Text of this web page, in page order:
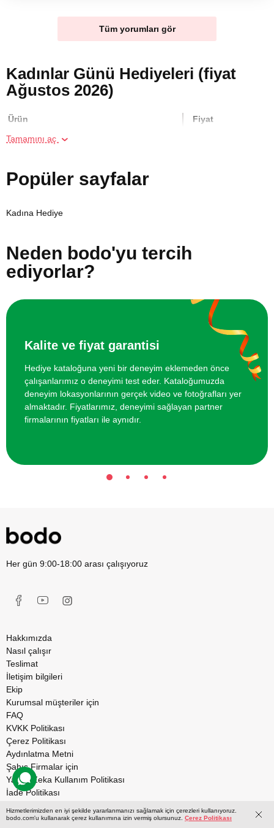
Tüm yorumları gör
Kadınlar Günü Hediyeleri (fiyat
Ağustos 2026)
Ürün Fiyat
Arkadaş Grubu için Kano Turu
1400 TL
Tamamını aç
Popüler sayfalar
Kadına Hediye
Neden bodo'yu tercih
ediyorlar?
Kalite ve fiyat garantisi
Hediye kataloğuna yeni bir deneyim eklemeden önce
çalışanlarımız o deneyimi test eder. Kataloğumuzda
deneyim lokasyonlarının gerçek video ve fotoğrafları yer
almaktadır. Fiyatlarımız, deneyimi sağlayan partner
firmalarının fiyatları ile aynıdır.
Her gün 9:00-18:00 arası çalışıyoruz
Hakkımızda
Nasıl çalışır
Teslimat
İletişim bilgileri
Ekip
Kurumsal müşteriler için
FAQ
KVKK Politikası
Çerez Politikası
Aydınlatma Metni
Şahıs Firmalar için
Yapay Zeka Kullanım Politikası
İade Politikası
Hizmetlerimizden en iyi şekilde yararlanmanızı sağlamak için çerezleri kullanıyoruz.
bodo.com'u kullanarak çerez kullanımına izin vermiş olursunuz. Çerez Politikası